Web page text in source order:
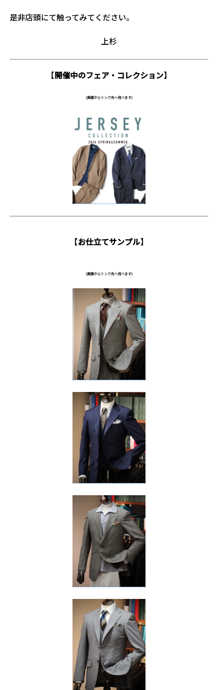
是非店頭にて触ってみてください。
上杉
【開催中のフェア・コレクション】
(画像からリンク先へ飛べます)
【お仕立てサンプル】
(画像からリンク先へ飛べます)